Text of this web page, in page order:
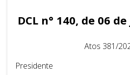
DCL n° 140, de 06
Atos 381/
Presidente